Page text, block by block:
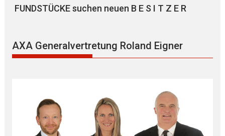
FUNDSTÜCKE suchen neuen B E S I T Z E R
AXA Generalvertretung Roland Eigner